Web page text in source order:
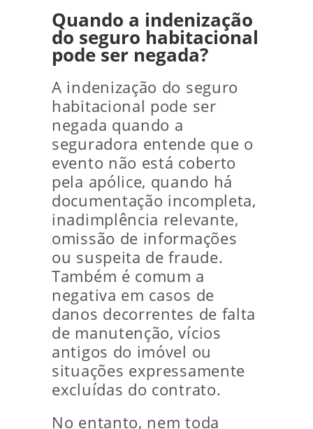
Quando a indenização
do seguro habitacional
pode ser negada?
A indenização do seguro
habitacional pode ser
negada quando a
seguradora entende que o
evento não está coberto
pela apólice, quando há
documentação incompleta,
inadimplência relevante,
omissão de informações
ou suspeita de fraude.
Também é comum a
negativa em casos de
danos decorrentes de falta
de manutenção, vícios
antigos do imóvel ou
situações expressamente
excluídas do contrato.
No entanto, nem toda